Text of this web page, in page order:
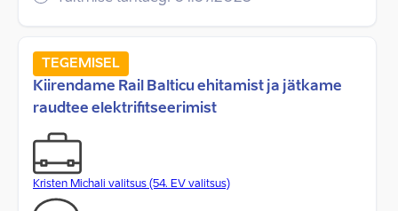
TEGEMISEL
Kiirendame Rail Balticu ehitamist ja jätkame
raudtee elektrifitseerimist
Kristen Michali valitsus (54. EV valitsus)